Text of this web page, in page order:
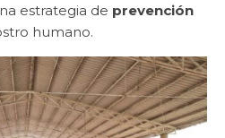
estrategia de prevención
humano.